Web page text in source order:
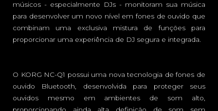
músicos - especialmente DJs - monitoram sua música
para desenvolver um novo nível em fones de ouvido que
combinam uma exclusiva mistura de funções para
proporcionar uma experiência de DJ segura e integrada.
O KORG NC-Q1 possui uma nova tecnologia de fones de
ouvido Bluetooth, desenvolvida para proteger seus
ouvidos mesmo em ambientes de som alto,